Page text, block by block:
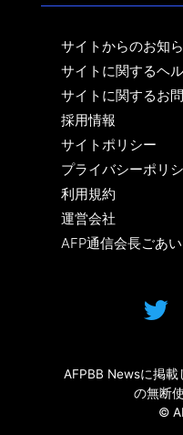
サイトからのお知
サイトに関するヘ
サイトに関するお
採用情報
サイトポリシー
プライバシーポリ
利用規約
運営会社
AFP通信会長ごあ
AFPBB Newsに掲
の無断
©